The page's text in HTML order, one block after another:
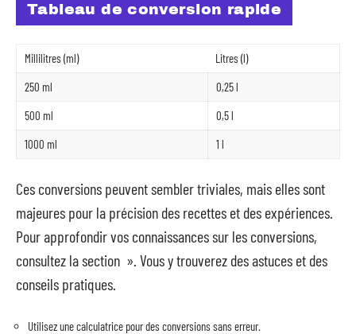
Tableau de conversion rapide
Millilitres (ml)
Litres (l)
250 ml
0,25 l
500 ml
0,5 l
1000 ml
1 l
Ces conversions peuvent sembler triviales, mais elles sont
majeures pour la précision des recettes et des expériences.
Pour approfondir vos connaissances sur les conversions,
consultez la section ». Vous y trouverez des astuces et des
conseils pratiques.
Utilisez une calculatrice pour des conversions sans erreur.